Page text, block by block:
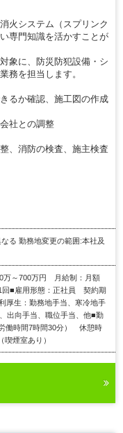
火システム（スプリンク
専門知識を活かすことが
象に、防災防犯設備・シ
務を担当します。
るか確認、施工図の作成
社との調整
、消防の検査、施主検査
る 勤務地変更の範囲:本社及
万～700万円 月給制：月額
■雇用形態：正社員 契約期
生：勤務地手当、寒冷地手
出向手当、職位手当、他■勤
働時間7時間30分） 休憩時
煙室あり）